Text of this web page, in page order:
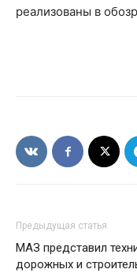
реализованы в
Предыдущая статья
МАЗ представил
дорожных и